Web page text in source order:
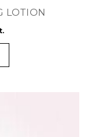
LOTION